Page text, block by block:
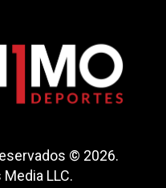
© 2026.
LLC.